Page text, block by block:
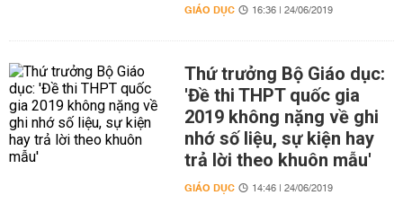
GIÁO DỤC 16:36 | 24/06/2019
Thứ trưởng Bộ Giáo dục:
'Đề thi THPT quốc gia
2019 không nặng về ghi
nhớ số liệu, sự kiện hay
trả lời theo khuôn mẫu'
GIÁO DỤC 14:46 | 24/06/2019